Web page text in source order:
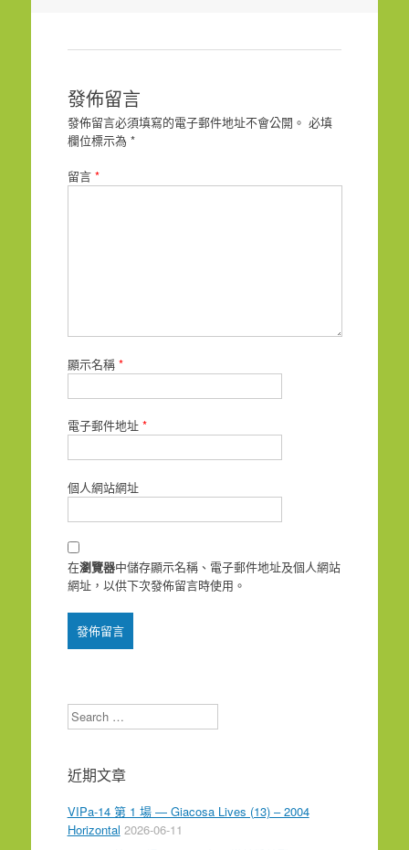
發佈留言
發佈留言必須填寫的電子郵件地址不會公開。 必填
欄位標示為 *
留言 *
顯示名稱 *
電子郵件地址 *
個人網站網址
在瀏覽器中儲存顯示名稱、電子郵件地址及個人網站
網址，以供下次發佈留言時使用。
Search
近期文章
VIPa-14 第 1 場 — Giacosa Lives (13) – 2004
Horizontal 2026-06-11